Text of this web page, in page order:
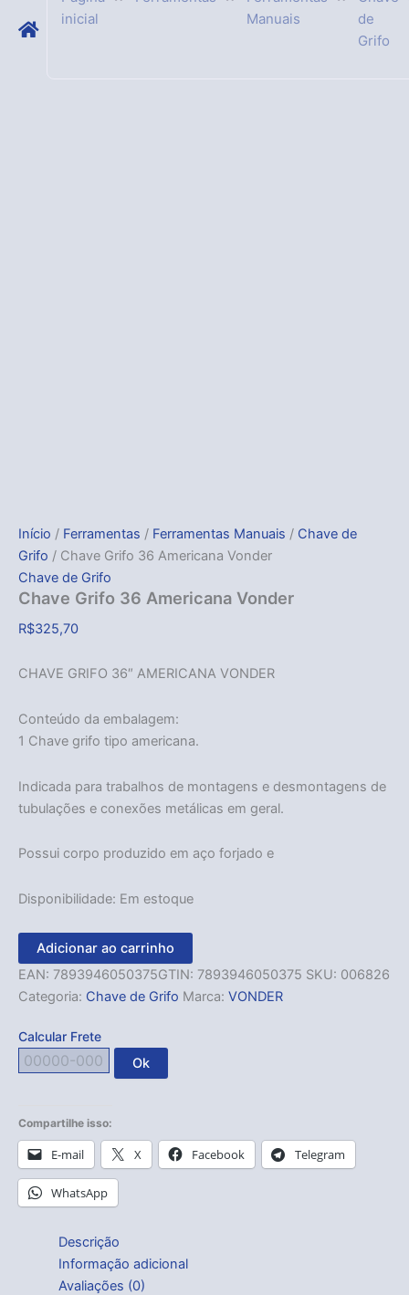
inicial
Manuais
de
Grifo
Início / Ferramentas / Ferramentas Manuais / Chave de
Grifo / Chave Grifo 36 Americana Vonder
Chave de Grifo
Chave Grifo 36 Americana Vonder
R$325,70
CHAVE GRIFO 36″ AMERICANA VONDER
Conteúdo da embalagem:
1 Chave grifo tipo americana.
Indicada para trabalhos de montagens e desmontagens de
tubulações e conexões metálicas em geral.
Possui corpo produzido em aço forjado e
Disponibilidade: Em estoque
Adicionar ao carrinho
EAN: 7893946050375GTIN: 7893946050375 SKU: 006826
Categoria: Chave de Grifo Marca: VONDER
Calcular Frete
Ok
Compartilhe isso:
E-mail X Facebook Telegram
WhatsApp
Descrição
Informação adicional
Avaliações (0)